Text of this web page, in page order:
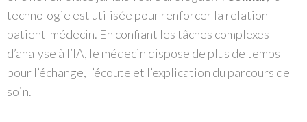
technologie est utilisée pour renforcer la relation
patient-médecin. En confiant les tâches complexes
d’analyse à l’IA, le médecin dispose de plus de temps
pour l’échange, l’écoute et l’explication du parcours de
soin.